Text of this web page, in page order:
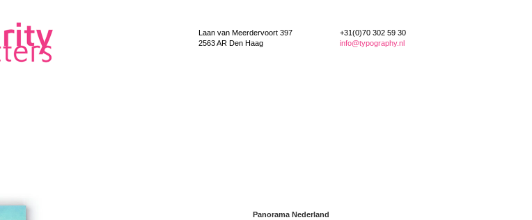
Laan van Meerdervoort 397
2563 AR Den Haag
+31(0)70 302 59 30
info@typography.nl
Panorama Nederland